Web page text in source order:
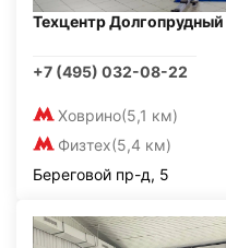
Техцентр Долгопрудный
+7 (495) 032-08-22
Ховрино(5,1 км)
Физтех(5,4 км)
Береговой пр-д, 5